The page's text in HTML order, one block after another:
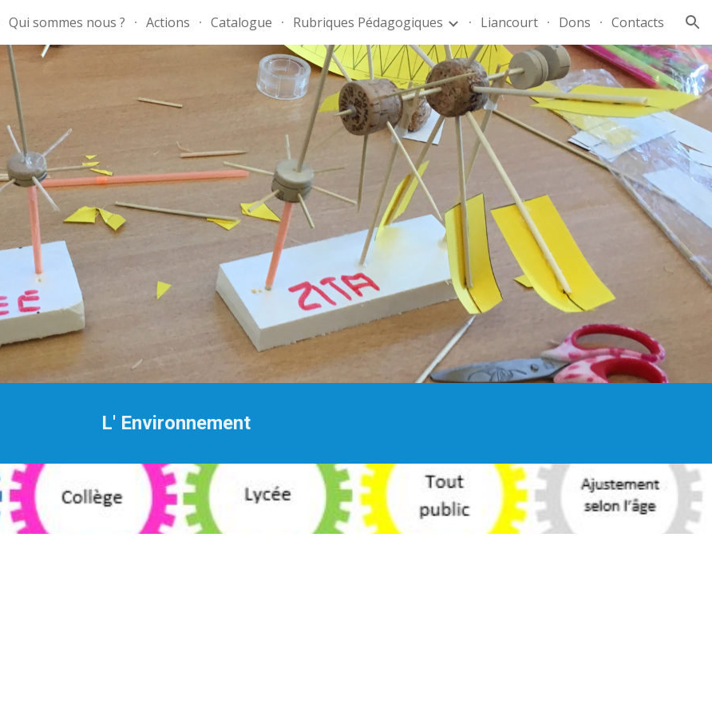
to main content Skip to navigation
Qui sommes nous ? Actions Catalogue Rubriques Pédagogiques Liancourt Dons Contacts
L' Environnement